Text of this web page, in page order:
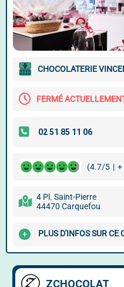
CHOCOLATERIE
FERMÉ
(4.7/5 | +
4 Pl. Saint-Pierre
44470 Carquefou
PLUS D'INFOS SUR CE